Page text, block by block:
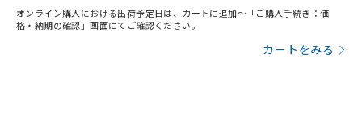
オンライン購入における出荷予定日は、カートに追加～「ご購入手続き：価
格・納期の確認」画面にてご確認ください。
カートをみる